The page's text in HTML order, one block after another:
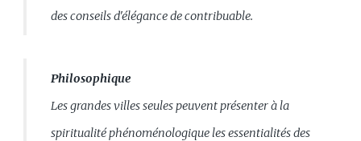
des conseils d'élégance de contribuable.
Philosophique
Les grandes villes seules peuvent présenter à la
spiritualité phénoménologique les essentialités des